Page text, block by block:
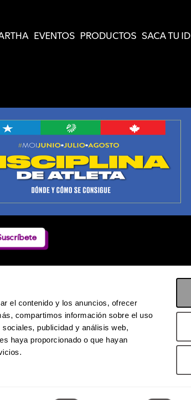
el contenido y los anuncios, ofrecer
compartimos información sobre el uso
publicidad y análisis web,
haya proporcionado o que hayan
EVENTOS PRODUCTOS SACA TU ID